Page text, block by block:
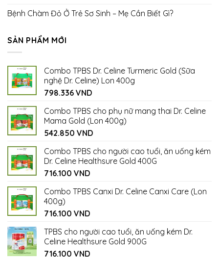
Bệnh Chàm Đỏ Ở Trẻ Sơ Sinh – Mẹ Cần Biết Gì?
SẢN PHẨM MỚI
Combo TPBS Dr. Celine Turmeric Gold (Sữa
nghệ Dr. Celine) Lon 400g
798.336 VND
Combo TPBS cho phụ nữ mang thai Dr. Celine
Mama Gold (Lon 400g)
542.850 VND
Combo TPBS cho người cao tuổi, ăn uống kém
Dr. Celine Healthsure Gold 400G
716.100 VND
Combo TPBS Canxi Dr. Celine Canxi Care (Lon
400g)
716.100 VND
TPBS cho người cao tuổi, ăn uống kém Dr.
Celine Healthsure Gold 900G
716.100 VND